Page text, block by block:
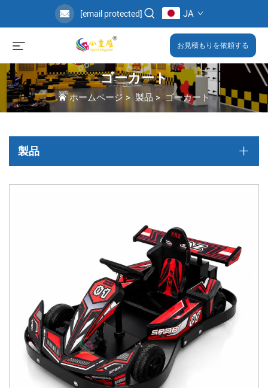
[email protected] JA
お見積もりを依頼する
ゴーカート
ホームページ > 製品 > ゴーカート
製品